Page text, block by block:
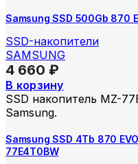
Samsung SSD 500Gb 870
SSD-накопители
SAMSUNG
4 660 ₽
В корзину
SSD накопитель MZ-
Samsung.
Samsung SSD 4Tb 870
77E4T0BW